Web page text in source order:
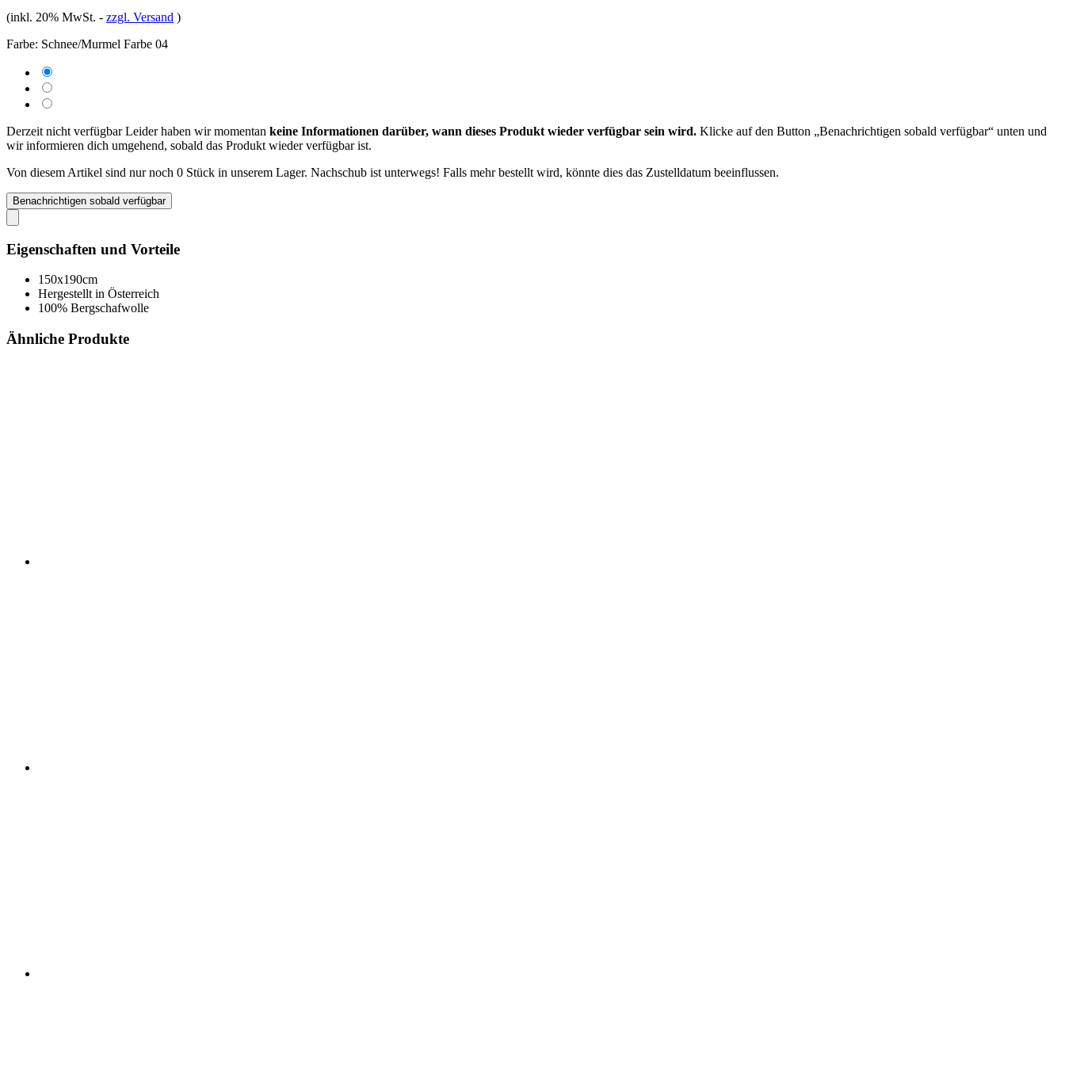
(inkl. 20% MwSt. - zzgl. Versand )
Farbe: Schnee/Murmel Farbe 04
Derzeit nicht verfügbarLeider haben wir momentan keine Informationen darüber, wann dieses Produkt wieder verfügbar sein wird. Klicke auf den Button „Benachrichtigen sobald verfügbar“ unten und
wir informieren dich umgehend, sobald das Produkt wieder verfügbar ist.
Von diesem Artikel sind nur noch 0 Stück in unserem Lager. Nachschub ist unterwegs! Falls mehr bestellt wird, könnte dies das Zustelldatum beeinflussen.
Benachrichtigen sobald verfügbar
Eigenschaften und Vorteile
150x190cm
Hergestellt in Österreich
100% Bergschafwolle
Ähnliche Produkte